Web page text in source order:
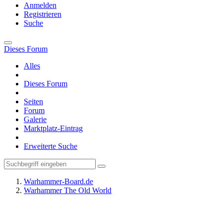
Anmelden
Registrieren
Suche
Dieses Forum
Alles
Dieses Forum
Seiten
Forum
Galerie
Marktplatz-Eintrag
Erweiterte Suche
Warhammer-Board.de
Warhammer The Old World